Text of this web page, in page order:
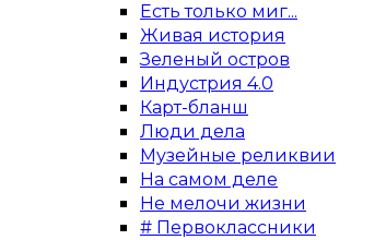
Есть только миг...
Живая история
Зеленый остров
Индустрия 4.0
Карт-бланш
Люди дела
Музейные реликвии
На самом деле
Не мелочи жизни
# Первоклассники